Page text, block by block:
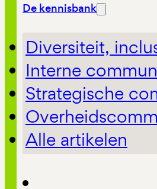
De kennisbank
Diversiteit,
Interne
Strategische
Alle artikelen